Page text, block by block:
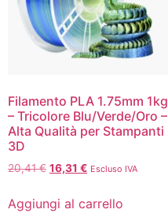
Filamento PLA 1.75mm 1kg
– Tricolore Blu/Verde/Oro –
Alta Qualità per Stampanti
3D
20,41€ 16,31 € Escluso IVA
Aggiungi al carrello